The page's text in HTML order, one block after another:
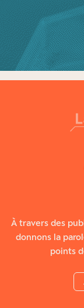
À travers des
donnons la
points